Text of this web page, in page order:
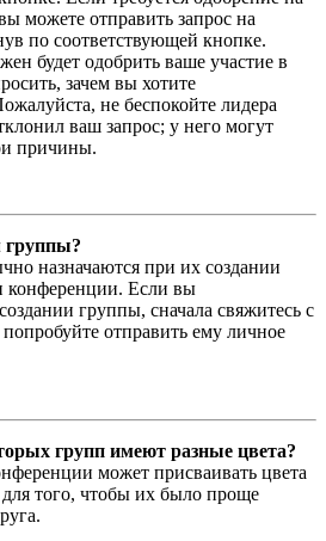
можете отправить запрос на
по соответствующей кнопке.
будет одобрить ваше участие в
зачем вы хотите
не беспокойте лидера
ваш запрос; у него могут
причины.
группы?
назначаются при их создании
конференции. Если вы
группы, сначала свяжитесь с
отправить ему личное
групп имеют разные цвета?
может присваивать цвета
того, чтобы их было проще